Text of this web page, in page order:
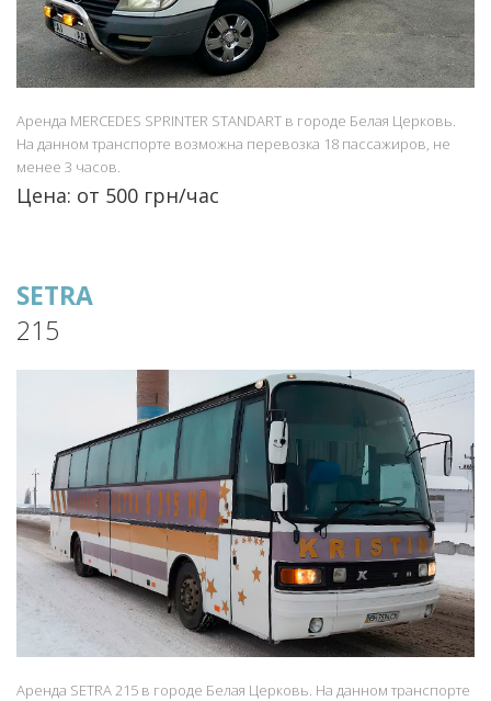
Аренда MERCEDES SPRINTER STANDART в городе Белая Церковь.
На данном транспорте возможна перевозка 18 пассажиров, не
менее 3 часов.
Цена: от 500 грн/час
SETRA
215
Аренда SETRA 215 в городе Белая Церковь. На данном транспорте